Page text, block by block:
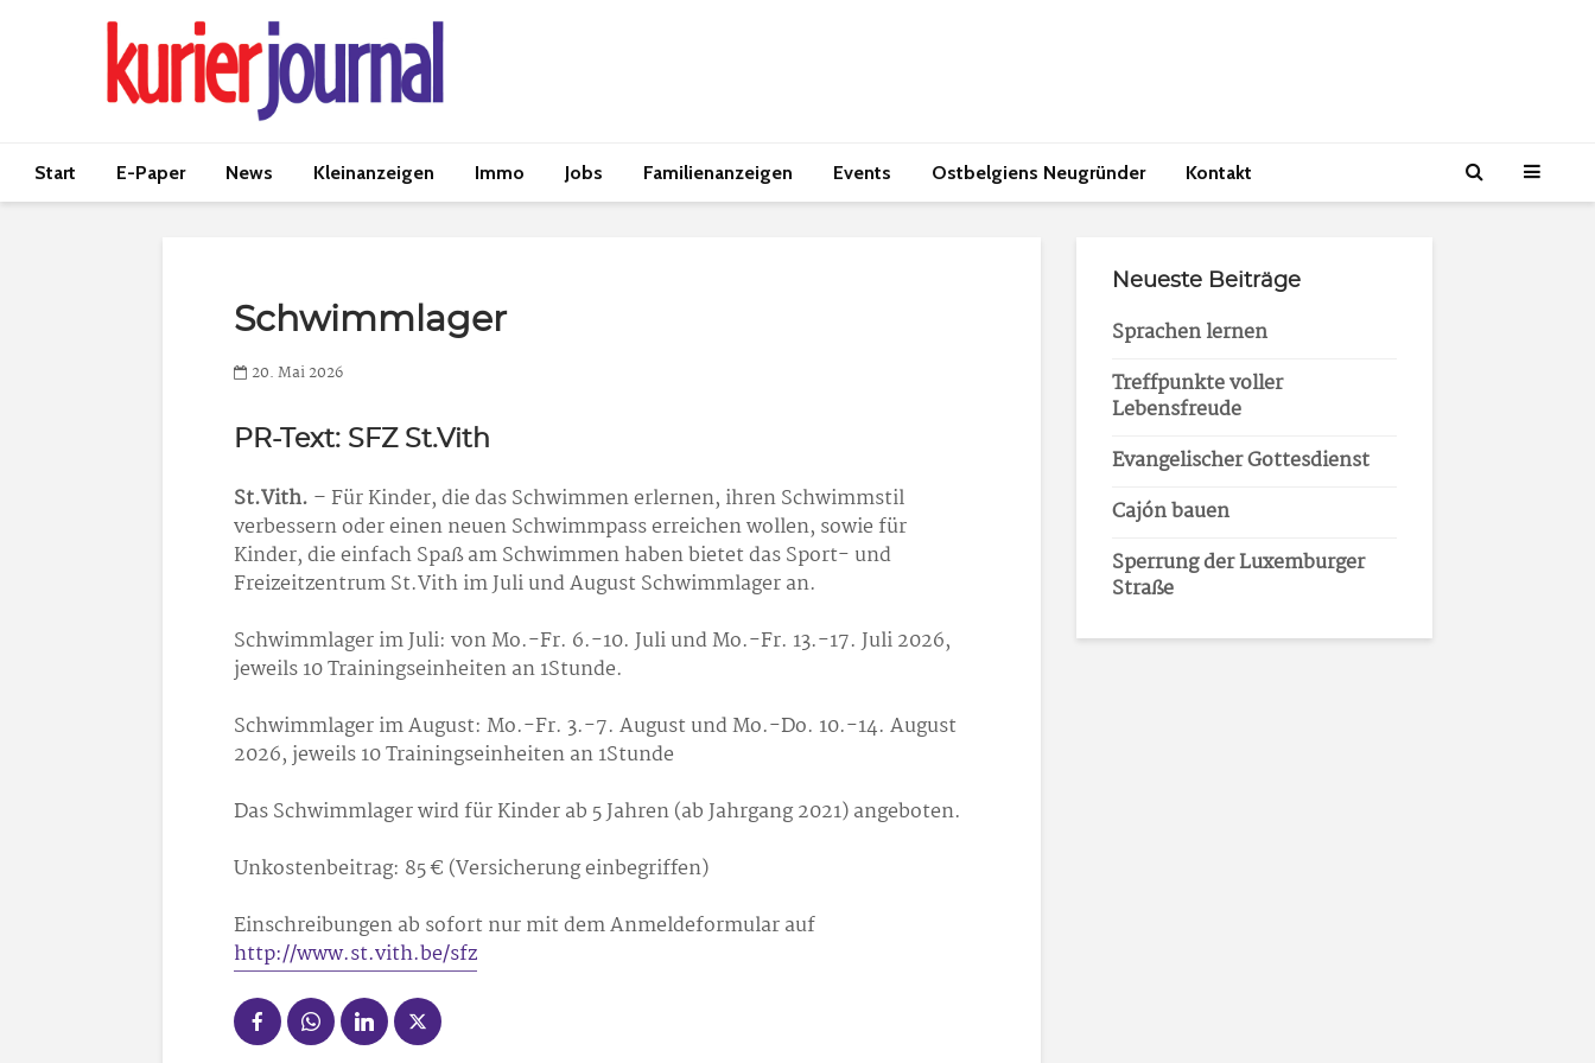
Start E-Paper News Kleinanzeigen Immo Jobs Familienanzeigen Events Ostbelgiens Neugründer Kontakt
Schwimmlager
20. Mai 2026
PR-Text: SFZ St.Vith
St.Vith. – Für Kinder, die das Schwimmen erlernen, ihren Schwimmstil
verbessern oder einen neuen Schwimmpass erreichen wollen, sowie für
Kinder, die einfach Spaß am Schwimmen haben bietet das Sport- und
Freizeitzentrum St.Vith im Juli und August Schwimmlager an.
Schwimmlager im Juli: von Mo.-Fr. 6.-10. Juli und Mo.-Fr. 13.-17. Juli 2026,
jeweils 10 Trainingseinheiten an 1Stunde.
Schwimmlager im August: Mo.-Fr. 3.-7. August und Mo.-Do. 10.-14. August
2026, jeweils 10 Trainingseinheiten an 1Stunde
Das Schwimmlager wird für Kinder ab 5 Jahren (ab Jahrgang 2021) angeboten.
Unkostenbeitrag: 85 € (Versicherung einbegriffen)
Einschreibungen ab sofort nur mit dem Anmeldeformular auf
http://www.st.vith.be/sfz
Neueste Beiträge
Sprachen lernen
Treffpunkte voller
Lebensfreude
Evangelischer Gottesdienst
Cajón bauen
Sperrung der Luxemburger
Straße